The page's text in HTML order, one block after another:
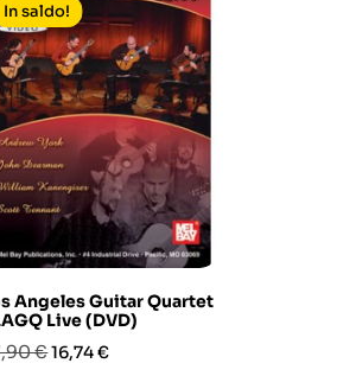
Angeles Guitar Quartet
Live (DVD)
€Prezzo
16,74 €
In saldo!